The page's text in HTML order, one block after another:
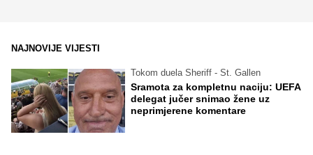
NAJNOVIJE VIJESTI
Tokom duela Sheriff - St. Gallen
Sramota za kompletnu naciju: UEFA
delegat jučer snimao žene uz
neprimjerene komentare